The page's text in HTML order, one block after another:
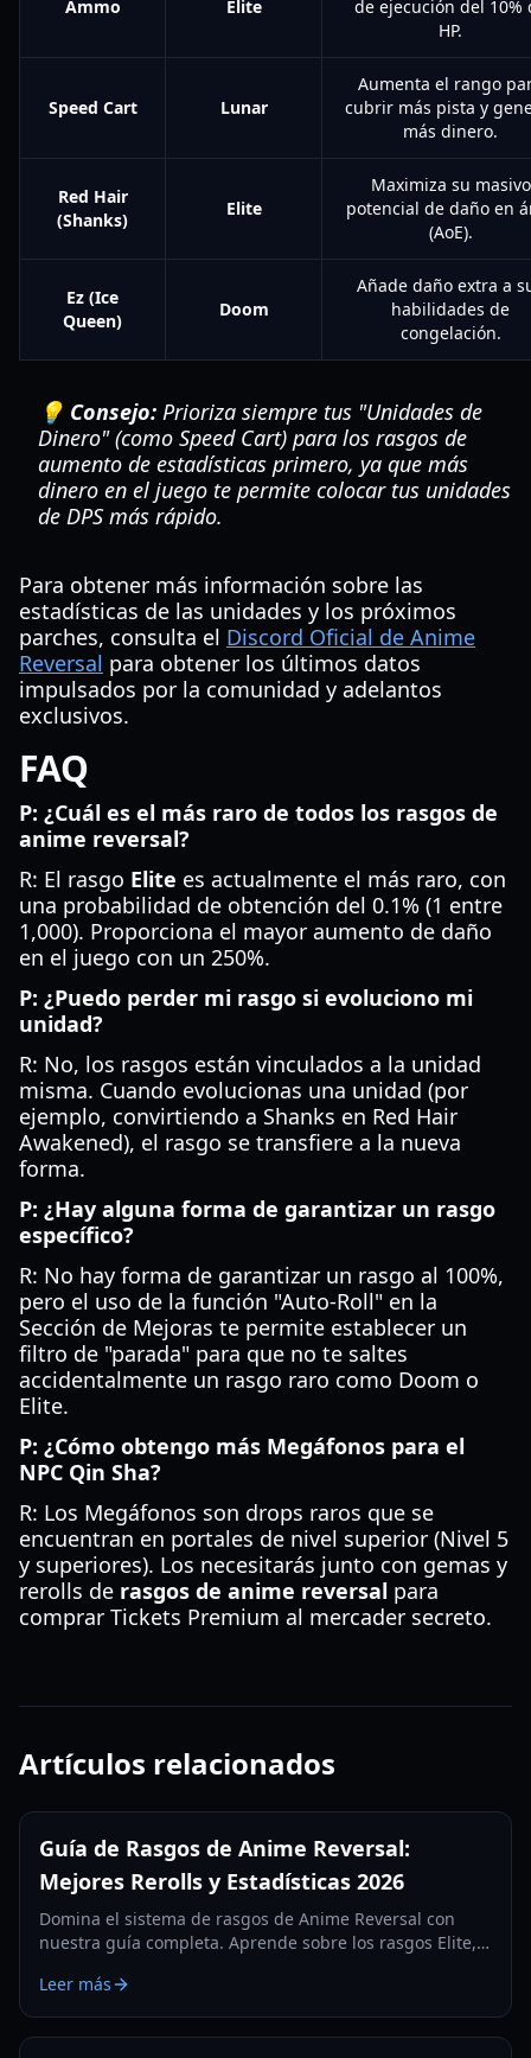
Ammo Elite
de ejecución del 10%
HP.
Speed Cart Lunar
Aumenta el rango
cubrir más pista y
más dinero.
Red Hair
(Shanks)
Elite
Maximiza su masivo
potencial de daño en
(AoE).
Ez (Ice
Queen)
Doom
Añade daño extra a
habilidades de
congelación.
💡 Consejo: Prioriza siempre tus "Unidades de
Dinero" (como Speed Cart) para los rasgos de
aumento de estadísticas primero, ya que más
dinero en el juego te permite colocar tus unidades
de DPS más rápido.
Para obtener más información sobre las
estadísticas de las unidades y los próximos
parches, consulta el Discord Oficial de Anime
Reversal para obtener los últimos datos
impulsados por la comunidad y adelantos
exclusivos.
FAQ
P: ¿Cuál es el más raro de todos los rasgos de
anime reversal?
R: El rasgo Elite es actualmente el más raro, con
una probabilidad de obtención del 0.1% (1 entre
1,000). Proporciona el mayor aumento de daño
en el juego con un 250%.
P: ¿Puedo perder mi rasgo si evoluciono mi
unidad?
R: No, los rasgos están vinculados a la unidad
misma. Cuando evolucionas una unidad (por
ejemplo, convirtiendo a Shanks en Red Hair
Awakened), el rasgo se transfiere a la nueva
forma.
P: ¿Hay alguna forma de garantizar un rasgo
específico?
R: No hay forma de garantizar un rasgo al 100%,
pero el uso de la función "Auto-Roll" en la
Sección de Mejoras te permite establecer un
filtro de "parada" para que no te saltes
accidentalmente un rasgo raro como Doom o
Elite.
P: ¿Cómo obtengo más Megáfonos para el
NPC Qin Sha?
R: Los Megáfonos son drops raros que se
encuentran en portales de nivel superior (Nivel 5
y superiores). Los necesitarás junto con gemas y
rerolls de rasgos de anime reversal para
comprar Tickets Premium al mercader secreto.
Artículos relacionados
Guía de Rasgos de Anime Reversal:
Mejores Rerolls y Estadísticas 2026
Domina el sistema de rasgos de Anime Reversal con
nuestra guía completa. Aprende sobre los rasgos Elite,
eficazmente.
Leer más